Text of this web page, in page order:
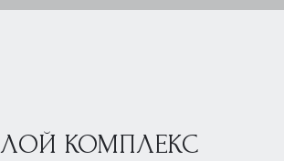
КОМПЛЕКС